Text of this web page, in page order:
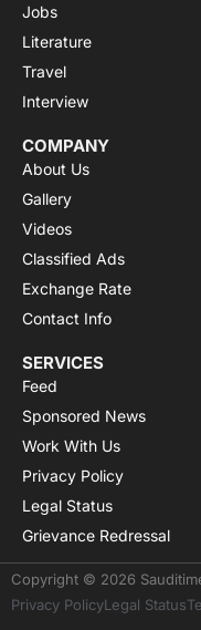
Jobs
Literature
Travel
Interview
COMPANY
About Us
Gallery
Videos
Classified Ads
Exchange Rate
Contact Info
SERVICES
Feed
Sponsored News
Work With Us
Privacy Policy
Legal Status
Grievance Redressal
Copyright © 2026
Privacy PolicyLegal Status